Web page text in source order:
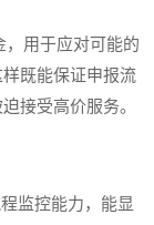
用于应对可能的
既能保证申报流
接受高价服务。
监控能力，能显